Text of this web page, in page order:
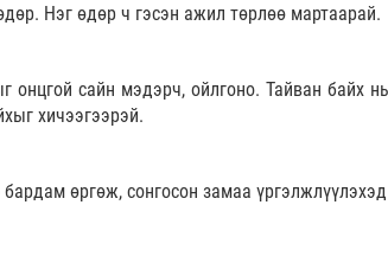
Нэг өдөр ч гэсэн ажил төрлөө мартаарай.
онцгой сайн мэдэрч, ойлгоно. Тайван байх
хичээгээрэй.
өргөж, сонгосон замаа